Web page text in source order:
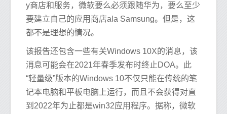
y商店和服务，微软要么必须跟随华为，要么至少
要建立自己的应用商店ala Samsung。但是，这
都不是理想的情况。
该报告还包含一些有关Windows 10X的消息，该
消息可能会在2021年春季发布时终止DOA。此
“轻量级”版本的Windows 10不仅只能在传统的笔
记本电脑和平板电脑上运行，而且不会获得对直
到2022年为止都是win32应用程序。据称，微软